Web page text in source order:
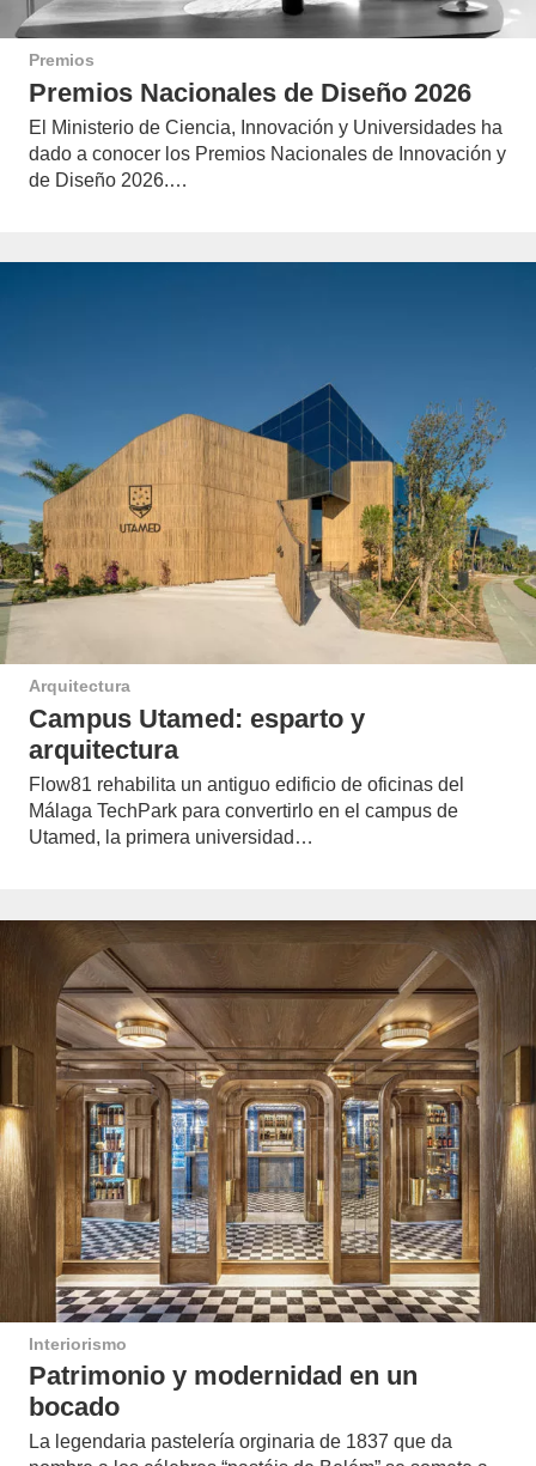
Premios
Premios Nacionales de Diseño 2026
El Ministerio de Ciencia, Innovación y Universidades ha
dado a conocer los Premios Nacionales de Innovación y
de Diseño 2026.…
Arquitectura
Campus Utamed: esparto y
arquitectura
Flow81 rehabilita un antiguo edificio de oficinas del
Málaga TechPark para convertirlo en el campus de
Utamed, la primera universidad…
Interiorismo
Patrimonio y modernidad en un
bocado
La legendaria pastelería orginaria de 1837 que da